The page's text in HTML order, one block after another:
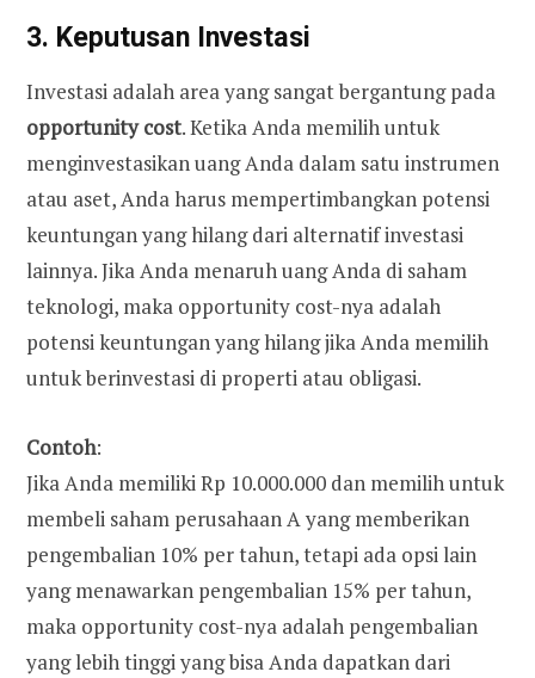
3. Keputusan Investasi
Investasi adalah area yang sangat bergantung pada
opportunity cost. Ketika Anda memilih untuk
menginvestasikan uang Anda dalam satu instrumen
atau aset, Anda harus mempertimbangkan potensi
keuntungan yang hilang dari alternatif investasi
lainnya. Jika Anda menaruh uang Anda di saham
teknologi, maka opportunity cost-nya adalah
potensi keuntungan yang hilang jika Anda memilih
untuk berinvestasi di properti atau obligasi.
Contoh:
Jika Anda memiliki Rp 10.000.000 dan memilih untuk
membeli saham perusahaan A yang memberikan
pengembalian 10% per tahun, tetapi ada opsi lain
yang menawarkan pengembalian 15% per tahun,
maka opportunity cost-nya adalah pengembalian
yang lebih tinggi yang bisa Anda dapatkan dari